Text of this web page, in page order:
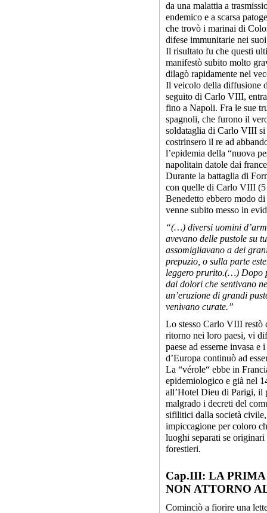
da una malattia a
endemico e a scarsa
che trovò i marinai di
difese immunitarie nei
Il risultato fu che questi
manifestò subito molto
dilagò rapidamente nel
Il veicolo della diffusione
seguito di Carlo VIII,
fino a Napoli. Fra le sue
spagnoli, che furono il
soldataglia di Carlo VIII si
costrinsero il re ad
l’epidemia della “nuova
napolitain datole dai
Durante la battaglia di
con quelle di Carlo VIII
Benedetto ebbero modo
venne subito messo in
“(…) diversi uomini
avevano delle pustole su
assomigliavano a dei
prepuzio, o sulla parte
leggero prurito.(…) Dopo
dai dolori che sentivano
un’eruzione di grandi
venivano curate.”
Lo stesso Carlo VIII restò
ritorno nei loro paesi, vi
paese ad esserne invasa
d’Europa continuò ad
La “vérole“ ebbe in
epidemiologico e già nel
all’Hotel Dieu di Parigi, il
malgrado i decreti del
sifilitici dalla società
impiccagione per coloro
luoghi separati se
forestieri.
Cap.III: LA
NON ATTORNO
Cominciò a fiorire una